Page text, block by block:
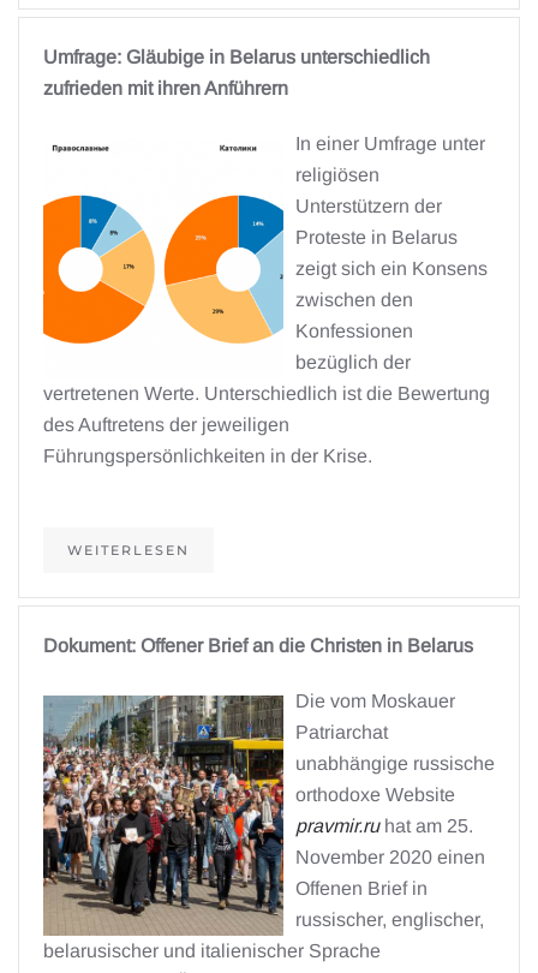
Umfrage: Gläubige in Belarus unterschiedlich
zufrieden mit ihren Anführern
In einer Umfrage unter
religiösen
Unterstützern der
Proteste in Belarus
zeigt sich ein Konsens
zwischen den
Konfessionen
bezüglich der
vertretenen Werte. Unterschiedlich ist die Bewertung
des Auftretens der jeweiligen
Führungspersönlichkeiten in der Krise.
WEITERLESEN
Dokument: Offener Brief an die Christen in Belarus
Die vom Moskauer
Patriarchat
unabhängige russische
orthodoxe Website
pravmir.ruhat am 25.
November 2020 einen
Offenen Brief in
russischer, englischer,
belarusischer und italienischer Sprache